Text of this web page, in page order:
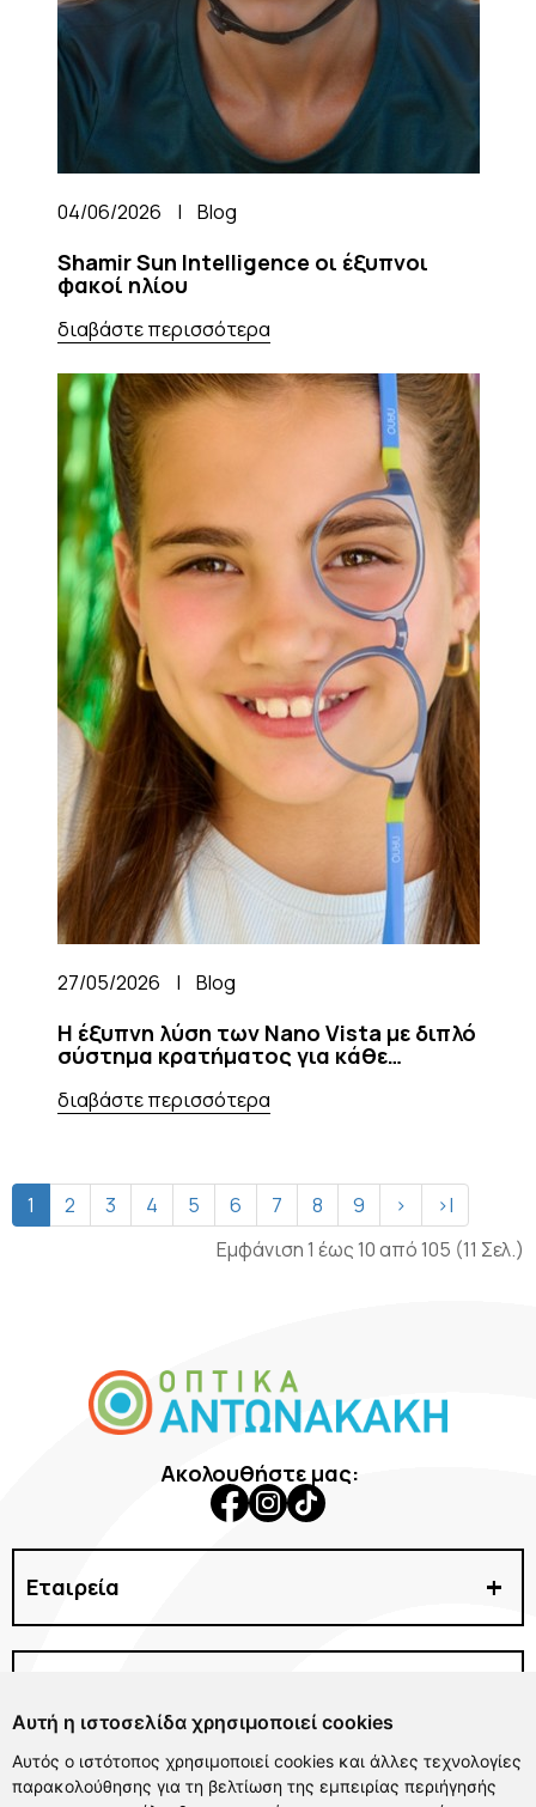
Αυτή η ιστοσελίδα χρησιμοποιεί cookies
Αυτός ο ιστότοπος χρησιμοποιεί cookies και άλλες τεχνολογίες
παρακολούθησης για τη βελτίωση της εμπειρίας περιήγησής
04/06/2026 | Blog
Shamir Sun Intelligence οι έξυπνοι
φακοί ηλίου
διαβάστε περισσότερα
27/05/2026 | Blog
Η έξυπνη λύση των Nano Vista με διπλό
σύστημα κρατήματος για κάθε
διαβάστε περισσότερα
1 2 3 4 5 6 7 8 9 >
>|
Εμφάνιση 1 έως 10 από 105 (11 Σελ.)
Ακολουθήστε μας:
Εταιρεία
Γυαλιά Ηλίου
Φακοί Επαφής
Αξεσουάρ
Μάσκες Σκι
Δωρεάν αλλαγές & επιστροφές
Καταστήματα & σημεία παραλαβής
Επικοινωνία